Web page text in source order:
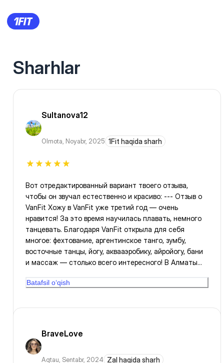
Sharhlar
Sultanova12
Olmota, Noyabr, 2025 1Fit haqida sharh
Вот отредактированный вариант твоего отзыва,
чтобы он звучал естественно и красиво: --- Отзыв о
VanFit Хожу в VanFit уже третий год — очень
нравится! За это время научилась плавать, немного
танцевать. Благодаря VanFit открыла для себя
многое: фехтование, аргентинское танго, зумбу,
восточные танцы, йогу, аквааэробику, айройогу, бани
и массаж — столько всего интересного! В Алматы
знала. Часто рекомендую VanFit своим знакомым —
удовольствие от тренировок!
Batafsil o‘qish
BraveLove
Aqtau, Sentabr, 2024 Zal haqida sharh